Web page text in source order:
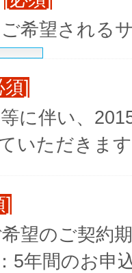
希望される
須]
に伴い、
いただきま
]
望のご契約
5年間のお申